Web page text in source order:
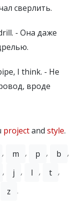
сверлить.
- Она даже
I think. - Не
вроде
projectand style.
, m , p , b
,
, j , l , t ,
z .